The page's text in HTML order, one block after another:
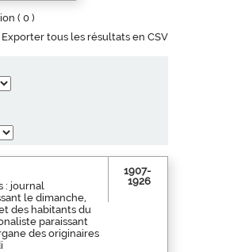
( 0 )
Exporter tous les résultats en CSV
: journal
le dimanche,
des habitants du
paraissant
des originaires
1907-
1926